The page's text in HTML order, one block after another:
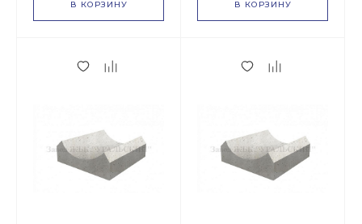
В КОРЗИНУ В КОРЗИНУ